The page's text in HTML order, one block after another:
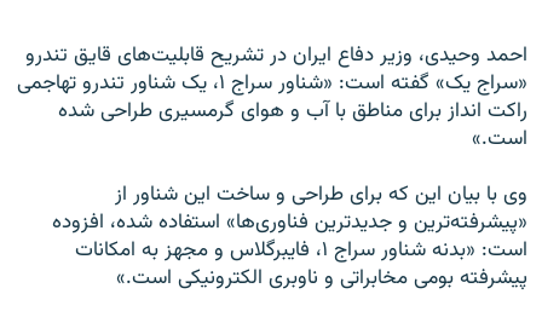
احمد وحیدى، وزیر دفاع ایران در تشریح قابلیت‌هاى قایق تندرو
«سراج یک» گفته است: «شناور سراج ۱، یک شناور تندرو تهاجمى
راکت انداز براى مناطق با آب و هواى گرمسیرى طراحى شده
است.»
وى با بیان این که براى طراحى و ساخت این شناور از
«پیشرفته‌ترین و جدیدترین فناورى‌ها» استفاده شده، افزوده
است: «بدنه شناور سراج ۱، فایبرگلاس و مجهز به امکانات
پیشرفته بومى مخابراتى و ناوبرى الکترونیکى است.»